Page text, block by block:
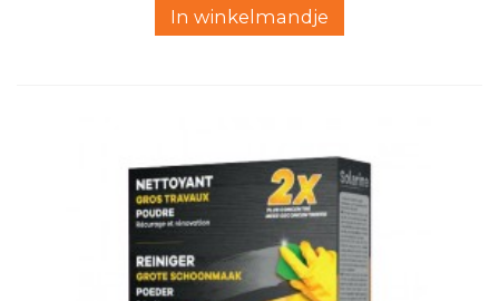
In winkelmandje